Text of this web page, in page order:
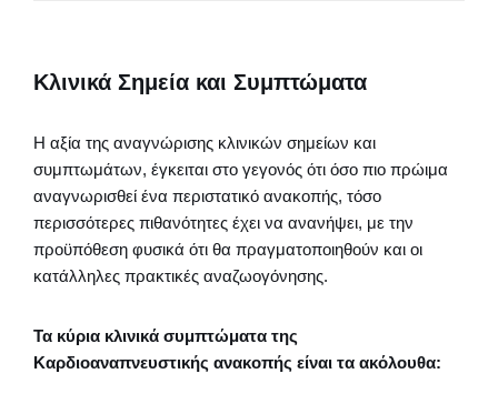
Κλινικά Σημεία και Συμπτώματα
Η αξία της αναγνώρισης κλινικών σημείων και
συμπτωμάτων, έγκειται στο γεγονός ότι όσο πιο πρώιμα
αναγνωρισθεί ένα περιστατικό ανακοπής, τόσο
περισσότερες πιθανότητες έχει να ανανήψει, με την
προϋπόθεση φυσικά ότι θα πραγματοποιηθούν και οι
κατάλληλες πρακτικές αναζωογόνησης.
Τα κύρια κλινικά συμπτώματα της
Καρδιοαναπνευστικής ανακοπής είναι τα ακόλουθα: